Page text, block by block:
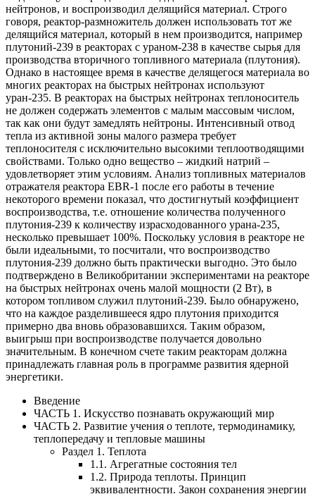
нейтронов, и воспроизводил делящийся материал. Строго
говоря, реактор-размножитель должен использовать тот же
делящийся материал, который в нем производится, например
плутоний-239 в реакторах с ураном-238 в качестве сырья для
производства вторичного топливного материала (плутония).
Однако в настоящее время в качестве делящегося материала во
многих реакторах на быстрых нейтронах используют
уран-235. В реакторах на быстрых нейтронах теплоноситель
не должен содержать элементов с малым массовым числом,
так как они будут замедлять нейтроны. Интенсивный отвод
тепла из активной зоны малого размера требует
теплоносителя с исключительно высокими теплоотводящими
свойствами. Только одно вещество – жидкий натрий –
удовлетворяет этим условиям. Анализ топливных материалов
отражателя реактора EBR-1 после его работы в течение
некоторого времени показал, что достигнутый коэффициент
воспроизводства, т.е. отношение количества полученного
плутония-239 к количеству израсходованного урана-235,
несколько превышает 100%. Поскольку условия в реакторе не
были идеальными, то посчитали, что воспроизводство
плутония-239 должно быть практически выгодно. Это было
подтверждено в Великобритании экспериментами на реакторе
на быстрых нейтронах очень малой мощности (2 Вт), в
котором топливом служил плутоний-239. Было обнаружено,
что на каждое разделившееся ядро плутония приходится
примерно два вновь образовавшихся. Таким образом,
выигрыш при воспроизводстве получается довольно
значительным. В конечном счете таким реакторам должна
принадлежать главная роль в программе развития ядерной
энергетики.
Введение
ЧАСТЬ 1. Искусство познавать окружающий мир
ЧАСТЬ 2. Развитие учения о теплоте, термодинамику,
теплопередачу и тепловые машины
Раздел 1. Теплота
1.1. Агрегатные состояния тел
1.2. Природа теплоты. Принцип
эквивалентности. Закон сохранения энергии